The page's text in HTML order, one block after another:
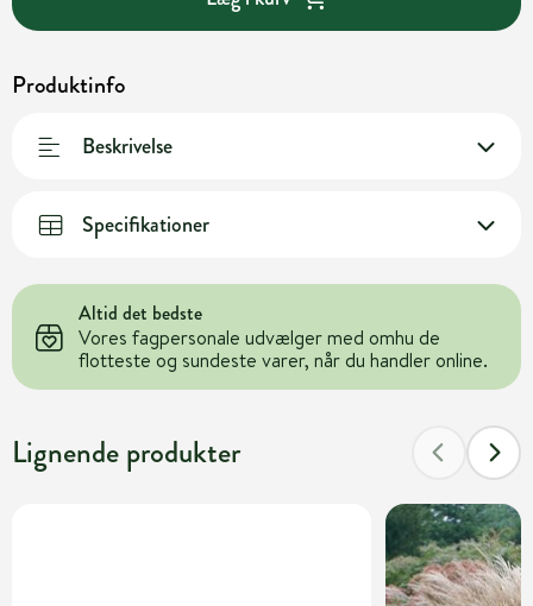
Produktinfo
Beskrivelse
Specifikationer
Altid det bedste
Vores fagpersonale udvælger med omhu de
flotteste og sundeste varer, når du handler online.
Lignende produkter